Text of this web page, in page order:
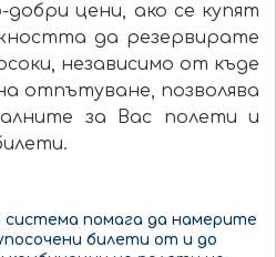
цени, ако се купят
да резервирате
независимо от къде
отпътуване, позволява
за Вас полети и
помага да намерите
билети от и до